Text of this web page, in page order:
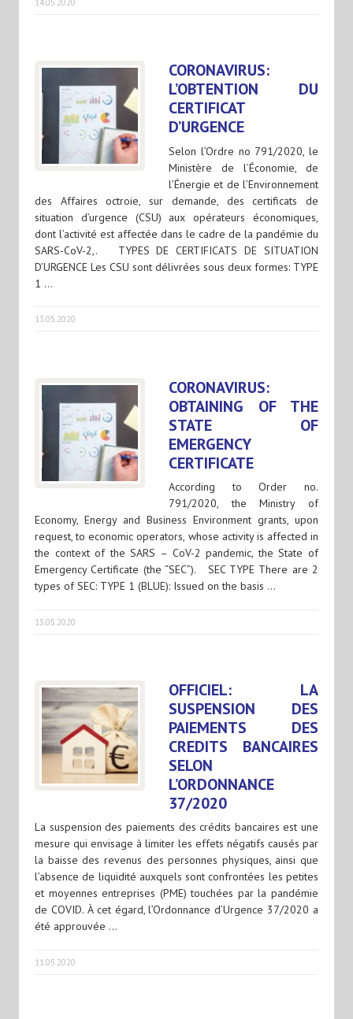
14.05.2020
CORONAVIRUS:
L’OBTENTION DU
CERTIFICAT
D’URGENCE
Selon l’Ordre no 791/2020, le
Ministère de l’Économie, de
l’Énergie et de l’Environnement
des Affaires octroie, sur demande, des certificats de
situation d’urgence (CSU) aux opérateurs économiques,
dont l’activité est affectée dans le cadre de la pandémie du
SARS-CoV-2,. TYPES DE CERTIFICATS DE SITUATION
D’URGENCE Les CSU sont délivrées sous deux formes: TYPE
1 …
13.05.2020
CORONAVIRUS:
OBTAINING OF THE
STATE OF
EMERGENCY
CERTIFICATE
According to Order no.
791/2020, the Ministry of
Economy, Energy and Business Environment grants, upon
request, to economic operators, whose activity is affected in
the context of the SARS – CoV-2 pandemic, the State of
Emergency Certificate (the “SEC”). SEC TYPE There are 2
types of SEC: TYPE 1 (BLUE): Issued on the basis …
13.05.2020
OFFICIEL: LA
SUSPENSION DES
PAIEMENTS DES
CREDITS BANCAIRES
SELON
L’ORDONNANCE
37/2020
La suspension des paiements des crédits bancaires est une
mesure qui envisage à limiter les effets négatifs causés par
la baisse des revenus des personnes physiques, ainsi que
l’absence de liquidité auxquels sont confrontées les petites
et moyennes entreprises (PME) touchées par la pandémie
de COVID. À cet égard, l’Ordonnance d’Urgence 37/2020 a
été approuvée …
11.05.2020